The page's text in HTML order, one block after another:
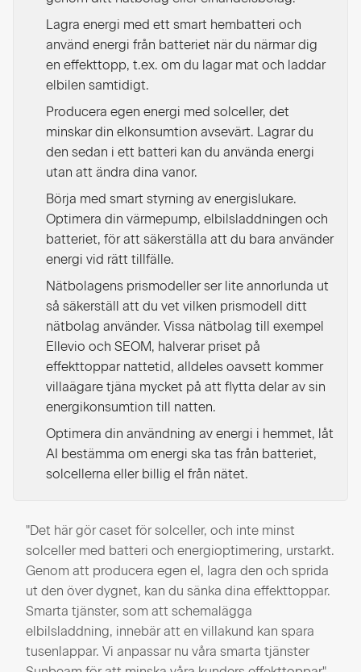
Lagra energi med ett smart hembatteri och
använd energi från batteriet när du närmar dig
en effekttopp, t.ex. om du lagar mat och laddar
elbilen samtidigt.
Producera egen energi med solceller, det
minskar din elkonsumtion avsevärt. Lagrar du
den sedan i ett batteri kan du använda energi
utan att ändra dina vanor.
Börja med smart styrning av energislukare.
Optimera din värmepump, elbilsladdningen och
batteriet, för att säkerställa att du bara använder
energi vid rätt tillfälle.
Nätbolagens prismodeller ser lite annorlunda ut
så säkerställ att du vet vilken prismodell ditt
nätbolag använder. Vissa nätbolag till exempel
Ellevio och SEOM, halverar priset på
effekttoppar nattetid, alldeles oavsett kommer
villaägare tjäna mycket på att flytta delar av sin
energikonsumtion till natten.
Optimera din användning av energi i hemmet, låt
AI bestämma om energi ska tas från batteriet,
solcellerna eller billig el från nätet.
"Det här gör caset för solceller, och inte minst
solceller med batteri och energioptimering, urstarkt.
Genom att producera egen el, lagra den och sprida
ut den över dygnet, kan du sänka dina effekttoppar.
Smarta tjänster, som att schemalägga
elbilsladdning, innebär att en villakund kan spara
tusenlappar. Vi anpassar nu våra smarta tjänster